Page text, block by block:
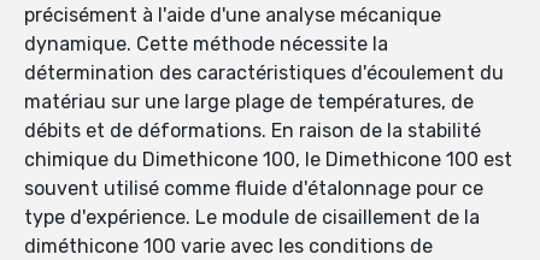
précisément à l'aide d'une analyse mécanique
dynamique. Cette méthode nécessite la
détermination des caractéristiques d'écoulement du
matériau sur une large plage de températures, de
débits et de déformations. En raison de la stabilité
chimique du Dimethicone 100, le Dimethicone 100 est
souvent utilisé comme fluide d'étalonnage pour ce
type d'expérience. Le module de cisaillement de la
diméthicone 100 varie avec les conditions de